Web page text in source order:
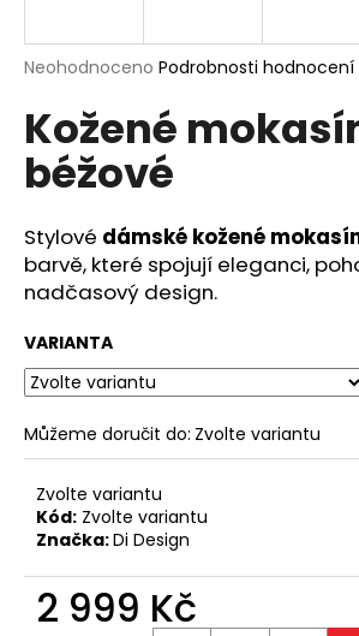
Průměrné
produktu
je
0,0
hvězdiček.
Neohodnoceno Podrobnosti hodnocení
Kožené
béžové
Stylové dámské kožené
barvě, které spojují eleganci,
nadčasový design.
VARIANTA
Můžeme doručit do: Zvolte variantu
Zvolte variantu
Kód: Zvolte variantu
Značka:Di Design
2 999 Kč
j
t
?
HLEDAT
D
p
o
u
č
u